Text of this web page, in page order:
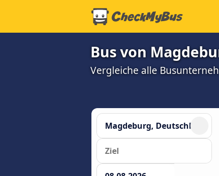
Bus von
Vergleiche alle